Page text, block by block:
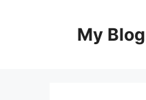
My Blog